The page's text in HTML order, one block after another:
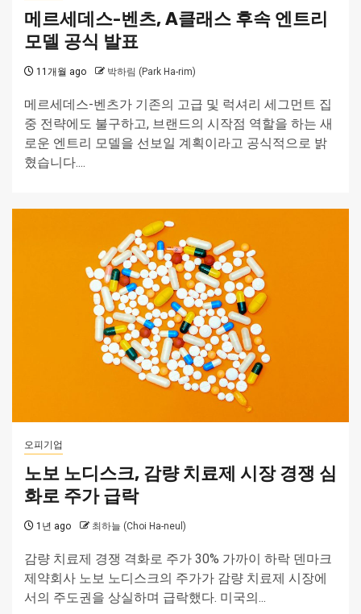
메르세데스-벤츠, A클래스 후속 엔트리
모델 공식 발표
11개월 ago 박하림 (Park Ha-rim)
메르세데스-벤츠가 기존의 고급 및 럭셔리 세그먼트 집
중 전략에도 불구하고, 브랜드의 시작점 역할을 하는 새
로운 엔트리 모델을 선보일 계획이라고 공식적으로 밝
혔습니다....
오피기업
노보 노디스크, 감량 치료제 시장 경쟁 심
화로 주가 급락
1년 ago 최하늘 (Choi Ha-neul)
감량 치료제 경쟁 격화로 주가 30% 가까이 하락 덴마크
제약회사 노보 노디스크의 주가가 감량 치료제 시장에
서의 주도권을 상실하며 급락했다. 미국의...